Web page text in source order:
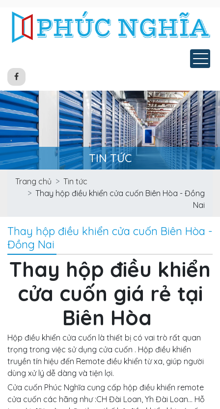
TIN TỨC
Trang chủ
Tin tức
Thay hộp điều khiển cửa cuốn Biên Hòa - Đồng
Nai
Thay hộp điều khiển cửa cuốn Biên Hòa -
Đồng Nai
Thay hộp điều khiển
cửa cuốn giá rẻ tại
Biên Hòa
Hộp điều khiển cửa cuốn là thiết bị có vai trò rất quan
trọng trong việc sử dụng cửa cuốn . Hộp điều khiển
truyền tín hiệu đến Remote điều khiển từ xa, giúp người
dùng xử lý dễ dàng và tiện lợi.
Cửa cuốn Phúc Nghĩa cung cấp hộp điều khiển remote
cửa cuốn các hãng như :CH Đài Loan, Yh Đài Loan... Hỗ